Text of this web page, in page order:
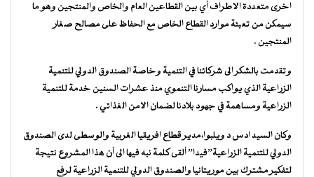
اخرى متعددة الاطراف أي بين القطاعين العام والخاص والمنتجين وهو ما
سيمكن من تعبئة موارد القطاع الخاص مع الحفاظ على مصالح صغار
المنتجين .
وتقدمت بالشكر الى شركائنا في التنمية وخاصة الصندوق الدولي للتنمية
الزراعية الذي يواكب مسارنا التنموي منذ عشرات السنين خدمة للتنمية
الزراعية ومساهمة في جهود بلادنا لضمان الامن الغذائي .
وكان السيد ادس د ويلبوا،مدير قطاع افريقيا الغربية والوسطى لدى الصندوق
الدولي للتنمية الزراعية”فيدا” ألقى كلمة نبه فيها الى أن هذا المشروع نتيجة
لتفكير مشترك بين موريتانيا والصندوق الدولي للتنمية الزراعية لرفع